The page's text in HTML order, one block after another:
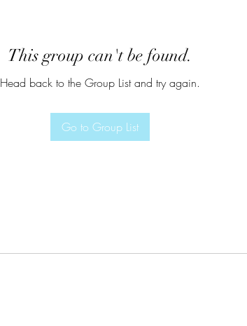
This group can't be found.
Head back to the Group List and try again.
Go to Group List